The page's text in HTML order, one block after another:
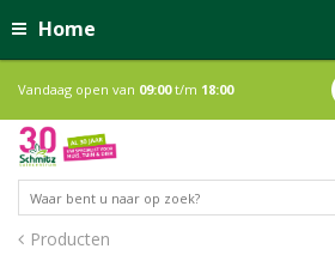
Home
Producten
Vandaag open van 09:00t/m 18:00